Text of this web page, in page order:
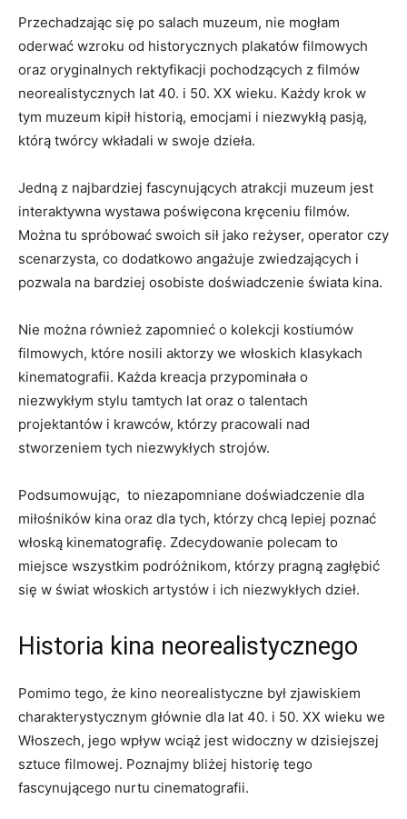
Przechadzając się po salach ‍muzeum, nie mogłam
oderwać wzroku od historycznych​ plakatów filmowych
oraz ‌oryginalnych⁤ rektyfikacji pochodzących z filmów
neorealistycznych lat 40. i 50. XX wieku. Każdy​ krok w
tym muzeum kipił historią, emocjami i niezwykłą ​pasją,
którą twórcy wkładali w swoje dzieła.
Jedną z najbardziej ‍fascynujących atrakcji‍ muzeum jest
⁤interaktywna wystawa‍ poświęcona ⁢kręceniu filmów.
Można ​tu spróbować swoich​ sił ⁢jako reżyser,⁢ operator czy‍
scenarzysta,‍ co dodatkowo angażuje​ zwiedzających i
pozwala na bardziej osobiste doświadczenie świata kina.
Nie można również zapomnieć o kolekcji⁢ kostiumów
filmowych, ‍które‍ nosili ​aktorzy ‍we ‌włoskich klasykach
‍kinematografii. Każda kreacja przypominała o
niezwykłym stylu tamtych lat oraz o talentach
projektantów i krawców, którzy pracowali nad
stworzeniem tych niezwykłych strojów.
Podsumowując, ​ to ⁢niezapomniane ⁢doświadczenie dla
miłośników kina oraz dla‍ tych, którzy chcą lepiej‍ poznać
włoską kinematografię. ⁤Zdecydowanie polecam to
miejsce wszystkim podróżnikom,‌ którzy pragną zagłębić
⁢się w‌ świat włoskich artystów i ich niezwykłych dzieł.
Historia kina neorealistycznego
Pomimo tego, ‍że ‌kino ‍neorealistyczne‍ był ⁤zjawiskiem
charakterystycznym głównie ‍dla lat ⁤40. i​ 50. XX wieku we
Włoszech, jego wpływ wciąż jest ⁢widoczny​ w dzisiejszej
⁢sztuce‌ filmowej. Poznajmy bliżej historię⁢ tego
fascynującego nurtu cinematografii.